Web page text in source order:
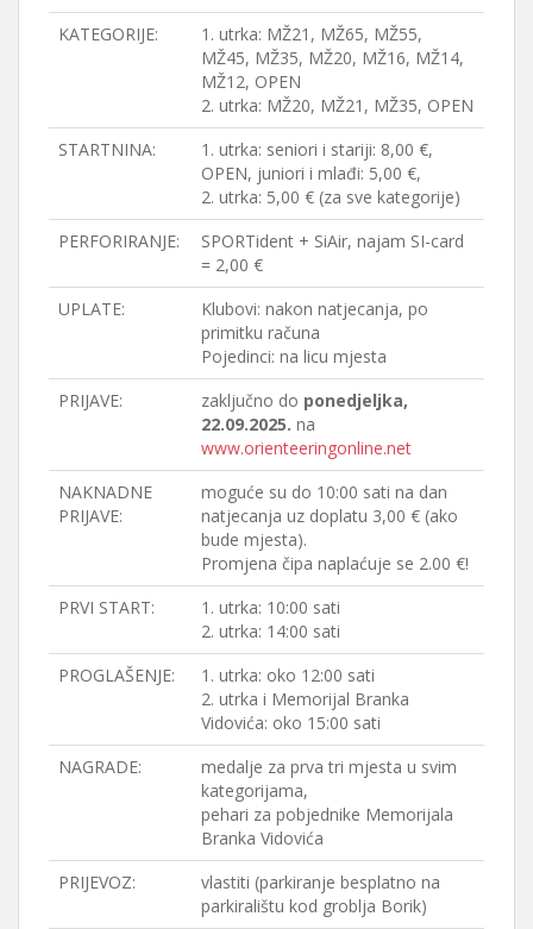
KATEGORIJE:
1. utrka: MŽ21, MŽ65, MŽ55,
MŽ45, MŽ35, MŽ20, MŽ16, MŽ14,
MŽ12, OPEN
2. utrka: MŽ20, MŽ21, MŽ35, OPEN
STARTNINA:
1. utrka: seniori i stariji: 8,00 €,
OPEN, juniori i mlađi: 5,00 €,
2. utrka: 5,00 € (za sve kategorije)
PERFORIRANJE:
SPORTident + SiAir, najam SI-card
= 2,00 €
UPLATE:
Klubovi: nakon natjecanja, po
primitku računa
Pojedinci: na licu mjesta
PRIJAVE:
zaključno do ponedjeljka,
22.09.2025. na
www.orienteeringonline.net
NAKNADNE
PRIJAVE:
moguće su do 10:00 sati na dan
natjecanja uz doplatu 3,00 € (ako
bude mjesta).
Promjena čipa naplaćuje se 2.00 €!
PRVI START:
1. utrka: 10:00 sati
2. utrka: 14:00 sati
PROGLAŠENJE:
1. utrka: oko 12:00 sati
2. utrka i Memorijal Branka
Vidovića: oko 15:00 sati
NAGRADE:
medalje za prva tri mjesta u svim
kategorijama,
pehari za pobjednike Memorijala
Branka Vidovića
PRIJEVOZ:
vlastiti (parkiranje besplatno na
parkiralištu kod groblja Borik)